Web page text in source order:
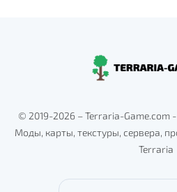
© 2019-2026 – Terraria-Game.com
Моды, карты, текстуры, сервера,
Terraria